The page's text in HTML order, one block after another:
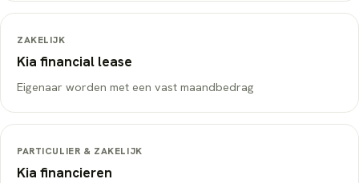
ZAKELIJK
Kia financial lease
Eigenaar worden met een vast maandbedrag
PARTICULIER & ZAKELIJK
Kia financieren